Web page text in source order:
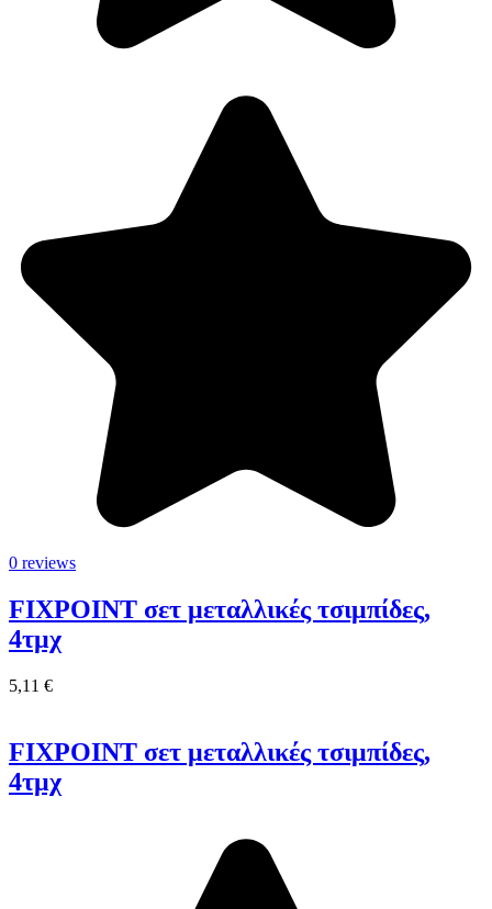
0 reviews
FIXPOINT σετ μεταλλικές τσιμπίδες,
4τμχ
5,11 €
FIXPOINT σετ μεταλλικές τσιμπίδες,
4τμχ